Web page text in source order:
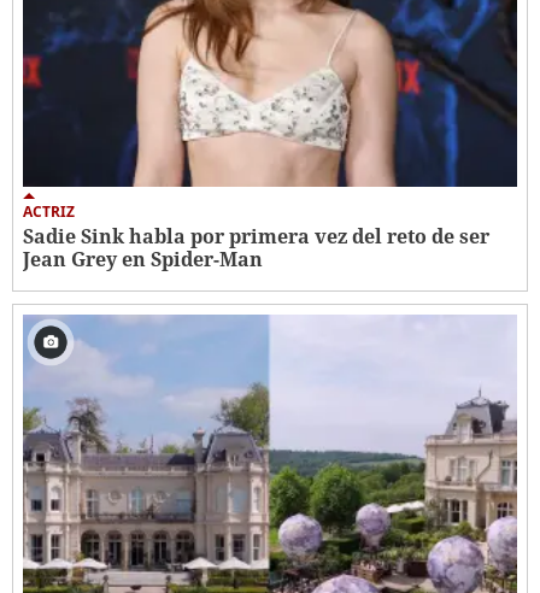
ACTRIZ
Sadie Sink habla por primera vez del reto de ser
Jean Grey en Spider-Man